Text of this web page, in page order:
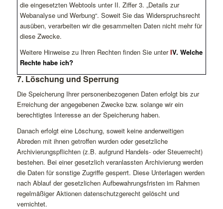
die eingesetzten Webtools unter II. Ziffer 3. „Details zur
Webanalyse und Werbung“. Soweit Sie das Widerspruchsrecht
ausüben, verarbeiten wir die gesammelten Daten nicht mehr für
diese Zwecke.
Weitere Hinweise zu Ihren Rechten finden Sie unterIV. Welche
Rechte habe ich?
7. Löschung und Sperrung
Die Speicherung Ihrer personenbezogenen Daten erfolgt bis zur
Erreichung der angegebenen Zwecke bzw. solange wir ein
berechtigtes Interesse an der Speicherung haben.
Danach erfolgt eine Löschung, soweit keine anderweitigen
Abreden mit ihnen getroffen wurden oder gesetzliche
Archivierungspflichten (z.B. aufgrund Handels- oder Steuerrecht)
bestehen. Bei einer gesetzlich veranlassten Archivierung werden
die Daten für sonstige Zugriffe gesperrt. Diese Unterlagen werden
nach Ablauf der gesetzlichen Aufbewahrungsfristen im Rahmen
regelmäßiger Aktionen datenschutzgerecht gelöscht und
vernichtet.